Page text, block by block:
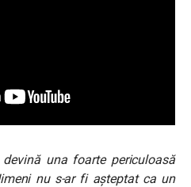
una foarte periculoasă
nu s-ar fi așteptat ca un